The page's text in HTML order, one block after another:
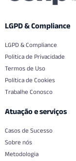
LGPD & Compliance
LGPD & Compliance
Politica de Privacidade
Termos de Uso
Política de Cookies
Trabalhe Conosco
Atuação e serviços
Casos de Sucesso
Sobre nós
Metodologia